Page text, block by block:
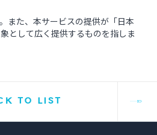
また、本サービスの提供が「日本
として広く提供するものを指しま
TO LIST